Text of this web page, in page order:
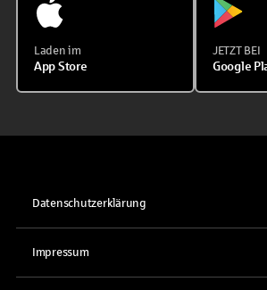
Laden im
App Store
JETZT BEI
Google
Datenschutzerklärung
Impressum